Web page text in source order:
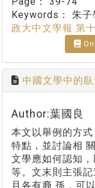
Keywords： 朱子
政大中文學報 第
中國文學中的
Author:葉國良
本文以舉例的方
特點，並討論相
文學應如何認知
等。文末則主張
且各有裔 孫，可